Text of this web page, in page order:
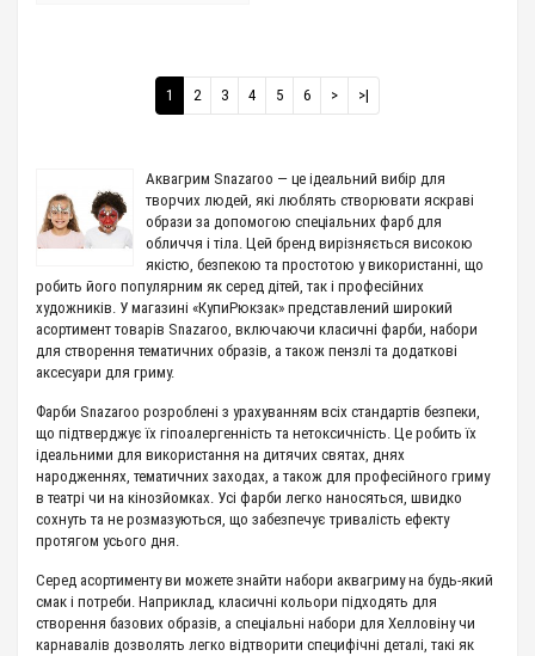
1 2 3 4 5 6 > >|
Аквагрим Snazaroo — це ідеальний вибір для
творчих людей, які люблять створювати яскраві
образи за допомогою спеціальних фарб для
обличчя і тіла. Цей бренд вирізняється високою
якістю, безпекою та простотою у використанні, що
робить його популярним як серед дітей, так і професійних
художників. У магазині «КупиРюкзак» представлений широкий
асортимент товарів Snazaroo, включаючи класичні фарби, набори
для створення тематичних образів, а також пензлі та додаткові
аксесуари для гриму.
Фарби Snazaroo розроблені з урахуванням всіх стандартів безпеки,
що підтверджує їх гіпоалергенність та нетоксичність. Це робить їх
ідеальними для використання на дитячих святах, днях
народженнях, тематичних заходах, а також для професійного гриму
в театрі чи на кінозйомках. Усі фарби легко наносяться, швидко
сохнуть та не розмазуються, що забезпечує тривалість ефекту
протягом усього дня.
Серед асортименту ви можете знайти набори аквагриму на будь-який
смак і потреби. Наприклад, класичні кольори підходять для
створення базових образів, а спеціальні набори для Хелловіну чи
карнавалів дозволять легко відтворити специфічні деталі, такі як